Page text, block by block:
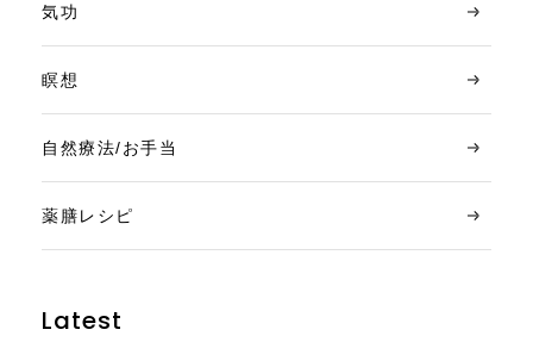
気功
瞑想
自然療法/お手当
薬膳レシピ
Latest